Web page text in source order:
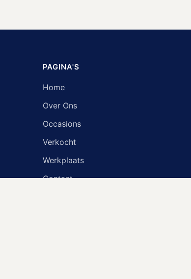
PAGINA'S
Home
Over Ons
Occasions
Verkocht
Werkplaats
Contact